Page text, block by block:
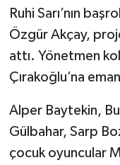
Ruhi Sarı’nın
Özgür Akçay,
attı. Yönetmen
Çırakoğlu’na
Alper Baytekin,
Gülbahar, Sarp
çocuk oyuncular